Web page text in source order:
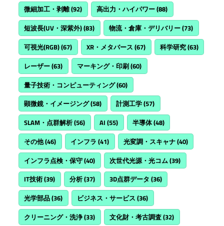
微細加工・剥離(92) 高出力・ハイパワー(88)
短波長(UV・深紫外)(83) 物流・倉庫・デリバリー(73)
可視光(RGB)(67) XR・メタバース (67) 科学研究(63)
レーザー(63) マーキング・印刷(60)
量子技術・コンピューティング(60)
顕微鏡・イメージング(58) 計測工学(57)
SLAM・点群解析(56) AI (55) 半導体(48)
その他(46) インフラ (41) 光変調・スキャナ(40)
インフラ点検・保守(40) 次世代光源・光コム(39)
IT技術(39) 分析(37) 3D点群データ (36)
光学部品(36) ビジネス・サービス (36)
クリーニング・洗浄(33) 文化財・考古調査(32)